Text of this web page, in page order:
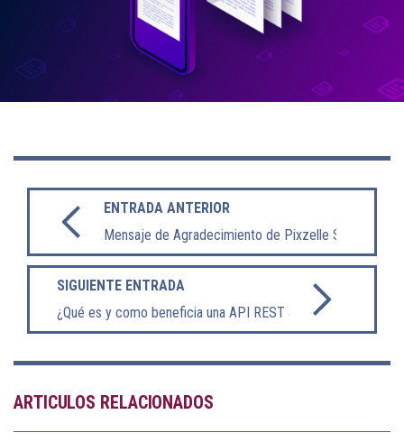
ENTRADA ANTERIOR
Mensaje de Agradecimiento de Pixzelle Studio
SIGUIENTE ENTRADA
¿Qué es y como beneficia una API REST a tu empresa?
ARTICULOS RELACIONADOS